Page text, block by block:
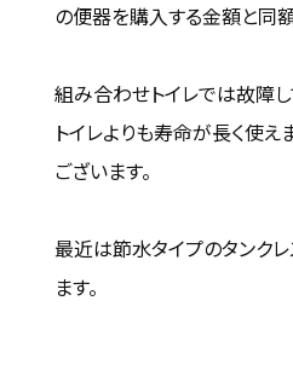
の便器を購入する金額と同
組み合わせトイレでは故障
トイレよりも寿命が長く使
ございます。
最近は節水タイプのタンク
ます。